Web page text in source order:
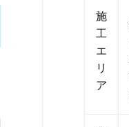
施
工
エ
リ
ア